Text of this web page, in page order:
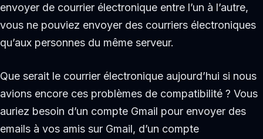
envoyer de courrier électronique entre l’un à l’autre,
vous ne pouviez envoyer des courriers électroniques
qu’aux personnes du même serveur.
Que serait le courrier électronique aujourd’hui si nous
avions encore ces problèmes de compatibilité ? Vous
auriez besoin d’un compte Gmail pour envoyer des
emails à vos amis sur Gmail, d’un compte